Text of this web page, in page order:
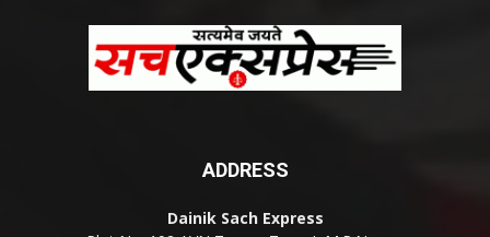
ADDRESS
Dainik Sach Express